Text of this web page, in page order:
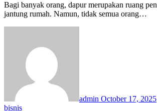
Bagi banyak orang, dapur merupakan ruang penting yang menjadi
jantung rumah. Namun, tidak semua orang…
admin October 17, 2025
bisnis